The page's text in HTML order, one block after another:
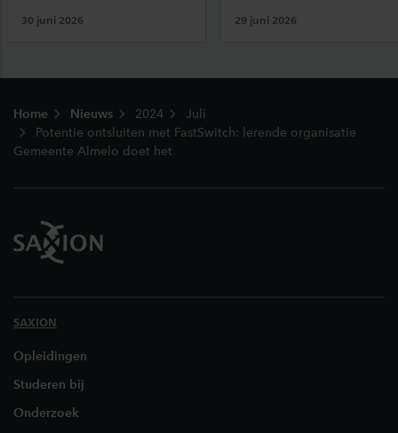
30 juni 2026 29 juni 2026
Home Nieuws 2024
Juli
Potentie ontsluiten met FastSwitch: lerende organisatie
Gemeente Almelo doet het
SAXION
Opleidingen
Studeren bij
Onderzoek